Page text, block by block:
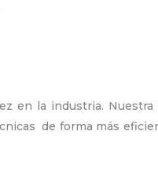
en la industria. Nuestra
de forma más